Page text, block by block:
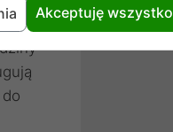
Akceptuję wszystko